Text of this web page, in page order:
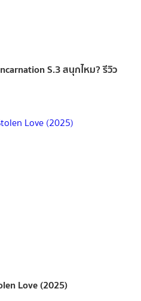
S.3 สนุกไหม? รีวิว
Love (2025)